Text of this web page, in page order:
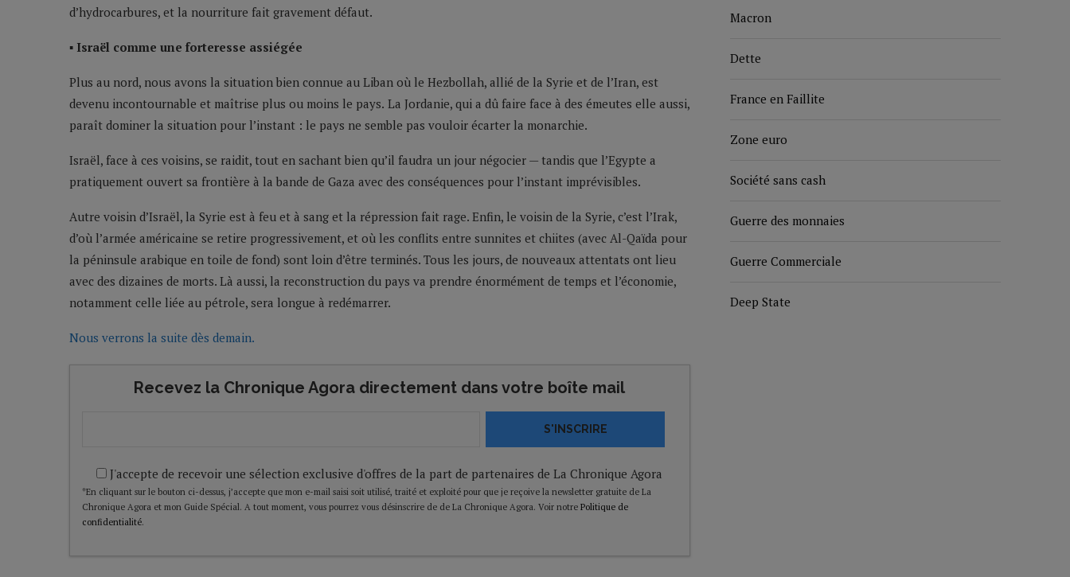
d’hydrocarbures, et la nourriture fait gravement défaut.
▪ Israël comme une forteresse assiégée
Plus au nord, nous avons la situation bien connue au Liban où le Hezbollah, allié de la Syrie et de l’Iran, est
devenu incontournable et maîtrise plus ou moins le pays. La Jordanie, qui a dû faire face à des émeutes elle aussi,
paraît dominer la situation pour l’instant : le pays ne semble pas vouloir écarter la monarchie.
Israël, face à ces voisins, se raidit, tout en sachant bien qu’il faudra un jour négocier — tandis que l’Egypte a
pratiquement ouvert sa frontière à la bande de Gaza avec des conséquences pour l’instant imprévisibles.
Autre voisin d’Israël, la Syrie est à feu et à sang et la répression fait rage. Enfin, le voisin de la Syrie, c’est l’Irak,
d’où l’armée américaine se retire progressivement, et où les conflits entre sunnites et chiites (avec Al-Qaïda pour
la péninsule arabique en toile de fond) sont loin d’être terminés. Tous les jours, de nouveaux attentats ont lieu
avec des dizaines de morts. Là aussi, la reconstruction du pays va prendre énormément de temps et l’économie,
notamment celle liée au pétrole, sera longue à redémarrer.
Nous verrons la suite dès demain.
Recevez la Chronique Agora directement dans votre boîte mail
S'INSCRIRE
J'accepte de recevoir une sélection exclusive d'offres de la part de partenaires de La Chronique Agora
*En cliquant sur le bouton ci-dessus, j’accepte que mon e-mail saisi soit utilisé, traité et exploité pour que je reçoive la newsletter gratuite de La
Chronique Agora et mon Guide Spécial. A tout moment, vous pourrez vous désinscrire de de La Chronique Agora. Voir notre Politique de
confidentialité.
Macron
Dette
France en Faillite
Zone euro
Société sans cash
Guerre des monnaies
Guerre Commerciale
Deep State